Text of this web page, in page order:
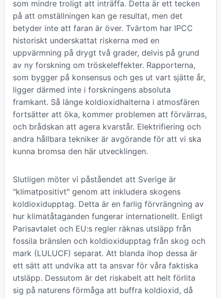
som mindre troligt att inträffa. Detta är ett tecken
på att omställningen kan ge resultat, men det
betyder inte att faran är över. Tvärtom har IPCC
historiskt underskattat riskerna med en
uppvärmning på drygt två grader, delvis på grund
av ny forskning om tröskeleffekter. Rapporterna,
som bygger på konsensus och ges ut vart sjätte år,
ligger därmed inte i forskningens absoluta
framkant. Så länge koldioxidhalterna i atmosfären
fortsätter att öka, kommer problemen att förvärras,
och brådskan att agera kvarstår. Elektrifiering och
andra hållbara tekniker är avgörande för att vi ska
kunna bromsa den här utvecklingen.
Slutligen möter vi påståendet att Sverige är
"klimatpositivt" genom att inkludera skogens
koldioxidupptag. Detta är en farlig förvrängning av
hur klimatåtaganden fungerar internationellt. Enligt
Parisavtalet och EU:s regler räknas utsläpp från
fossila bränslen och koldioxidupptag från skog och
mark (LULUCF) separat. Att blanda ihop dessa är
ett sätt att undvika att ta ansvar för våra faktiska
utsläpp. Dessutom är det riskabelt att helt förlita
sig på naturens förmåga att buffra koldioxid, då